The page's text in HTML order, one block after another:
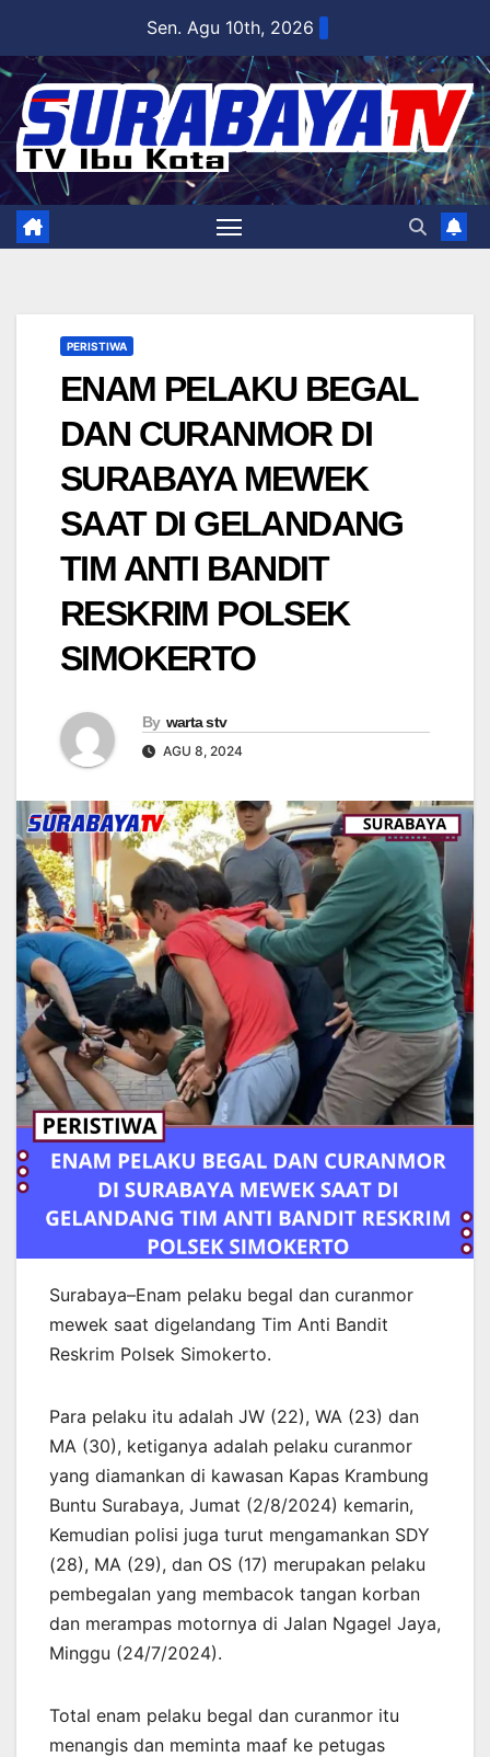
content
Sen. Agu 10th, 2026
PERISTIWA
ENAM PELAKU BEGAL
DAN CURANMOR DI
SURABAYA MEWEK
SAAT DI GELANDANG
TIM ANTI BANDIT
RESKRIM POLSEK
SIMOKERTO
By warta stv
AGU 8, 2024
Surabaya–Enam pelaku begal dan curanmor
mewek saat digelandang Tim Anti Bandit
Reskrim Polsek Simokerto.
Para pelaku itu adalah JW (22), WA (23) dan
MA (30), ketiganya adalah pelaku curanmor
yang diamankan di kawasan Kapas Krambung
Buntu Surabaya, Jumat (2/8/2024) kemarin,
Kemudian polisi juga turut mengamankan SDY
(28), MA (29), dan OS (17) merupakan pelaku
pembegalan yang membacok tangan korban
dan merampas motornya di Jalan Ngagel Jaya,
Minggu (24/7/2024).
Total enam pelaku begal dan curanmor itu
menangis dan meminta maaf ke petugas